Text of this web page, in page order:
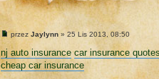
przezJaylynn » 25 Lis 2013, 08:50
nj auto insurance car insurance quotes
cheap car insurance